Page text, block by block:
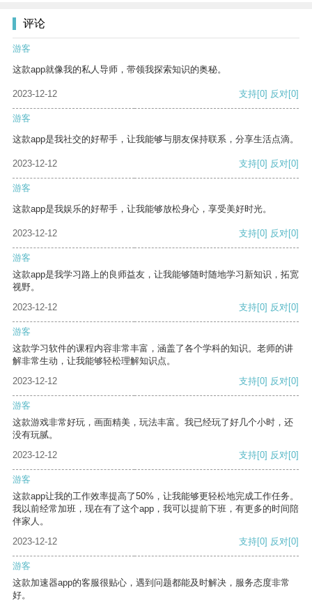
评论
游客
这款app就像我的私人导师，带领我探索知识的奥秘。
2023-12-12 支持[0] 反对[0]
游客
这款app是我社交的好帮手，让我能够与朋友保持联系，分享生活点滴。
2023-12-12 支持[0] 反对[0]
游客
这款app是我娱乐的好帮手，让我能够放松身心，享受美好时光。
2023-12-12 支持[0] 反对[0]
游客
这款app是我学习路上的良师益友，让我能够随时随地学习新知识，拓宽
视野。
2023-12-12
支持[0] 反对[0]
游客
这款学习软件的课程内容非常丰富，涵盖了各个学科的知识。老师的讲
解非常生动，让我能够轻松理解知识点。
2023-12-12
支持[0] 反对[0]
游客
这款游戏非常好玩，画面精美，玩法丰富。我已经玩了好几个小时，还
没有玩腻。
2023-12-12
支持[0] 反对[0]
游客
这款app让我的工作效率提高了50%，让我能够更轻松地完成工作任务。
我以前经常加班，现在有了这个app，我可以提前下班，有更多的时间陪
伴家人。
2023-12-12
支持[0] 反对[0]
游客
这款加速器app的客服很贴心，遇到问题都能及时解决，服务态度非常
好。